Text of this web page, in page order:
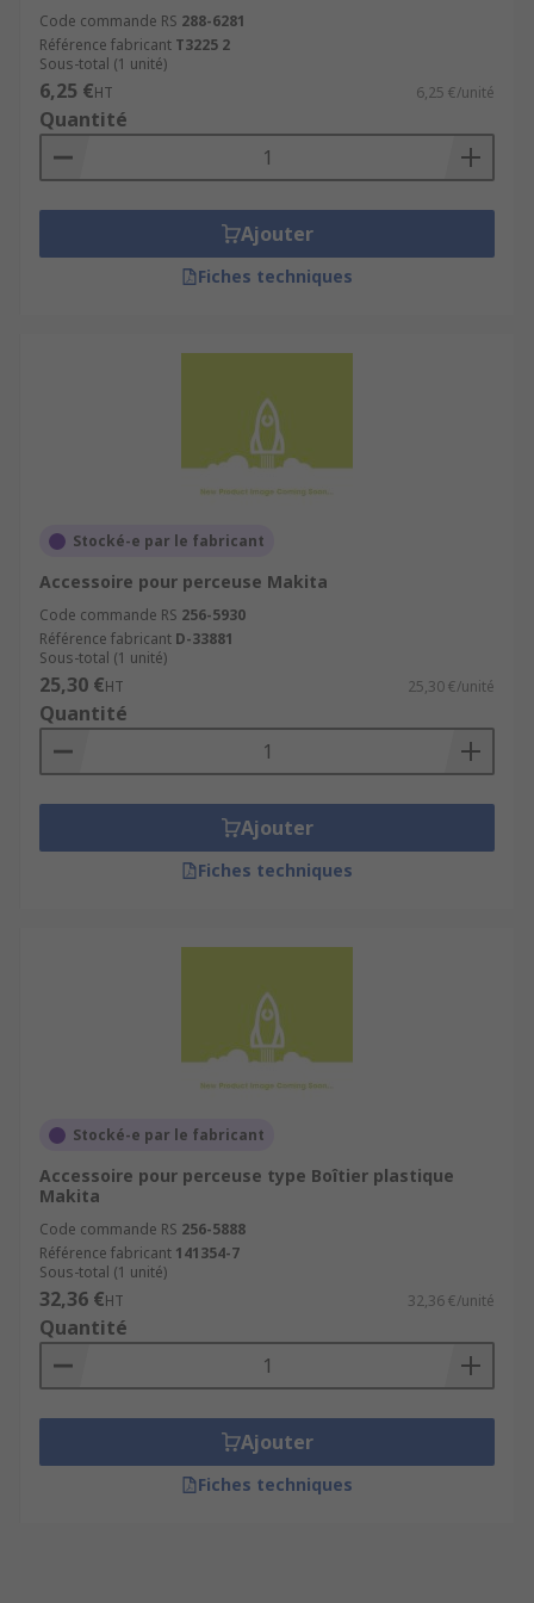
Code commande RS 288-6281
Référence fabricant T3225 2
Sous-total (1 unité)
6,25 €HT 6,25 €/unité
Quantité
Ajouter
Fiches techniques
Stocké-e par le fabricant
Accessoire pour perceuse Makita
Code commande RS 256-5930
Référence fabricant D-33881
Sous-total (1 unité)
25,30 €HT 25,30 €/unité
Quantité
Ajouter
Fiches techniques
Stocké-e par le fabricant
Accessoire pour perceuse type Boîtier plastique
Makita
Code commande RS 256-5888
Référence fabricant 141354-7
Sous-total (1 unité)
32,36 €HT 32,36 €/unité
Quantité
Ajouter
Fiches techniques